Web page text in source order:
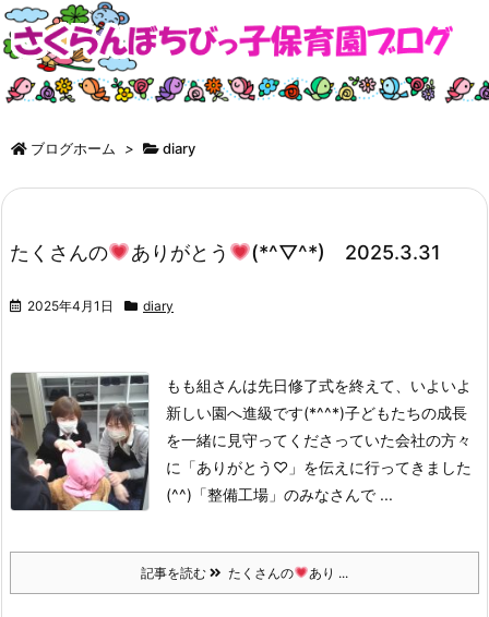
ブログホーム > diary
たくさんの ありがとう (*^▽^*) 2025.3.31
2025年4月1日 diary
もも組さんは先日修了式を終えて、いよいよ
新しい園へ進級です(*^^*)子どもたちの成長
を一緒に見守ってくださっていた会社の方々
に「ありがとう♡」を伝えに行ってきました
(^^) 「整備工場」のみなさんで ...
記事を読む たくさんの あり ...